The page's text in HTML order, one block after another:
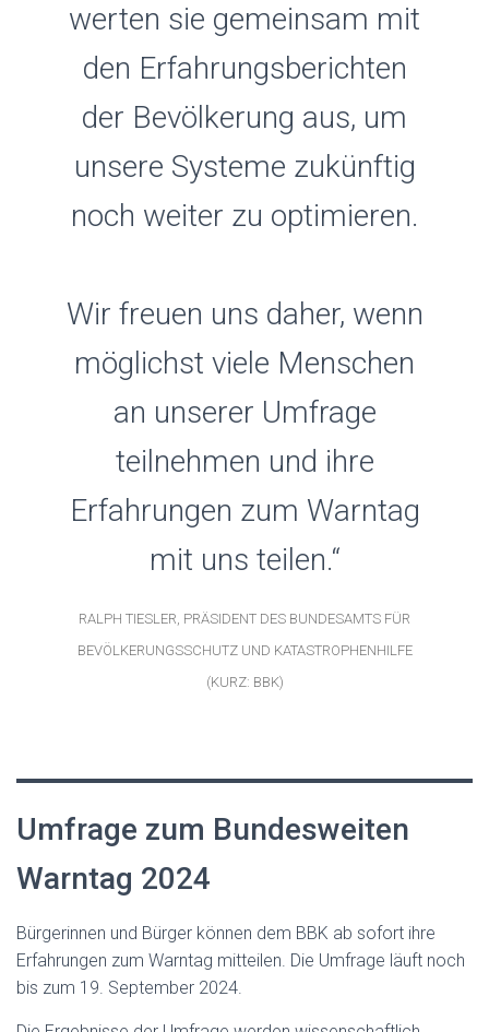
werten sie gemeinsam mit
den Erfahrungsberichten
der Bevölkerung aus, um
unsere Systeme zukünftig
noch weiter zu optimieren.
Wir freuen uns daher, wenn
möglichst viele Menschen
an unserer Umfrage
teilnehmen und ihre
Erfahrungen zum Warntag
mit uns teilen.“
RALPH TIESLER, PRÄSIDENT DES BUNDESAMTS FÜR
BEVÖLKERUNGSSCHUTZ UND KATASTROPHENHILFE
(KURZ: BBK)
Umfrage zum Bundesweiten
Warntag 2024
Bürgerinnen und Bürger können dem BBK ab sofort ihre
Erfahrungen zum Warntag mitteilen. Die Umfrage läuft noch
bis zum 19. September 2024.